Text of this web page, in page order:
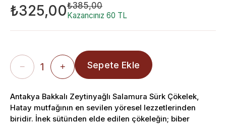
₺325,00₺385,00
Kazancınız 60 TL
− 1 +
Antakya Bakkalı Zeytinyağlı Salamura Sürk Çökelek,
Hatay mutfağının en sevilen yöresel lezzetlerinden
biridir. İnek sütünden elde edilen çökeleğin; biber